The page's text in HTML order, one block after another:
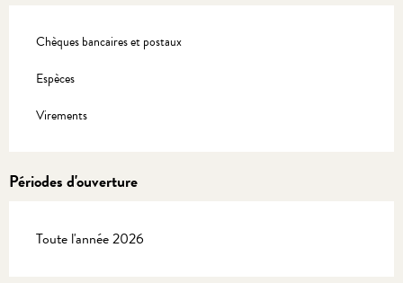
Chèques bancaires et postaux
Espèces
Virements
Périodes d'ouverture
Toute l'année 2026